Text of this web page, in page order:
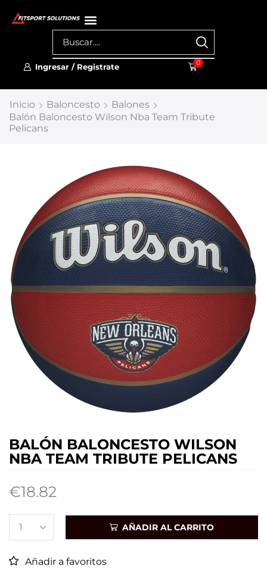
Ingresar / Registrate 0
Inicio Baloncesto
Balones
Balón Baloncesto Wilson Nba Team Tribute
Pelicans
BALÓN BALONCESTO WILSON
NBA TEAM TRIBUTE PELICANS
€18.82
AÑADIR AL CARRITO
Añadir a favoritos